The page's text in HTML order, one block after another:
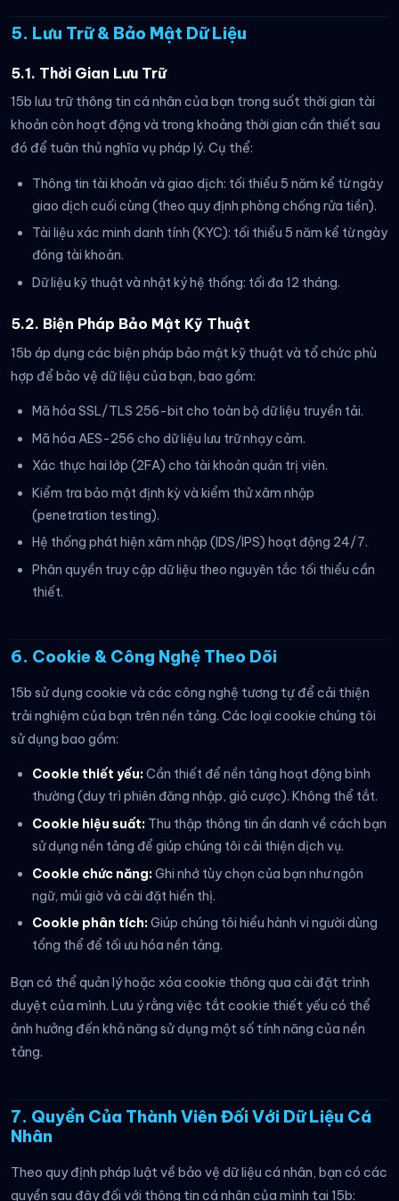
5. Lưu Trữ & Bảo Mật Dữ Liệu
5.1. Thời Gian Lưu Trữ
15b lưu trữ thông tin cá nhân của bạn trong suốt thời gian tài
khoản còn hoạt động và trong khoảng thời gian cần thiết sau
đó để tuân thủ nghĩa vụ pháp lý. Cụ thể:
Thông tin tài khoản và giao dịch: tối thiểu 5 năm kể từ ngày
giao dịch cuối cùng (theo quy định phòng chống rửa tiền).
Tài liệu xác minh danh tính (KYC): tối thiểu 5 năm kể từ ngày
đóng tài khoản.
Dữ liệu kỹ thuật và nhật ký hệ thống: tối đa 12 tháng.
5.2. Biện Pháp Bảo Mật Kỹ Thuật
15b áp dụng các biện pháp bảo mật kỹ thuật và tổ chức phù
hợp để bảo vệ dữ liệu của bạn, bao gồm:
Mã hóa SSL/TLS 256-bit cho toàn bộ dữ liệu truyền tải.
Mã hóa AES-256 cho dữ liệu lưu trữ nhạy cảm.
Xác thực hai lớp (2FA) cho tài khoản quản trị viên.
Kiểm tra bảo mật định kỳ và kiểm thử xâm nhập
(penetration testing).
Hệ thống phát hiện xâm nhập (IDS/IPS) hoạt động 24/7.
Phân quyền truy cập dữ liệu theo nguyên tắc tối thiểu cần
thiết.
6. Cookie & Công Nghệ Theo Dõi
15b sử dụng cookie và các công nghệ tương tự để cải thiện
trải nghiệm của bạn trên nền tảng. Các loại cookie chúng tôi
sử dụng bao gồm:
Cookie thiết yếu:Cần thiết để nền tảng hoạt động bình
thường (duy trì phiên đăng nhập, giỏ cược). Không thể tắt.
Cookie hiệu suất: Thu thập thông tin ẩn danh về cách bạn
sử dụng nền tảng để giúp chúng tôi cải thiện dịch vụ.
Cookie chức năng:Ghi nhớ tùy chọn của bạn như ngôn
ngữ, múi giờ và cài đặt hiển thị.
Cookie phân tích:Giúp chúng tôi hiểu hành vi người dùng
tổng thể để tối ưu hóa nền tảng.
Bạn có thể quản lý hoặc xóa cookie thông qua cài đặt trình
duyệt của mình. Lưu ý rằng việc tắt cookie thiết yếu có thể
ảnh hưởng đến khả năng sử dụng một số tính năng của nền
tảng.
7. Quyền Của Thành Viên Đối Với Dữ Liệu Cá
Nhân
Theo quy định pháp luật về bảo vệ dữ liệu cá nhân, bạn có các
quyền sau đây đối với thông tin cá nhân của mình tại 15b: